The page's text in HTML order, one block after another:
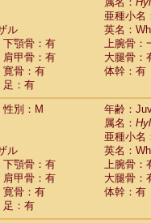
亜種小名
ル
英名：
下顎骨：有
上腕骨：
肩甲骨：有
大腿骨：
寛骨：有
体幹：有
足：有
性別：M
年齢：
属名：
亜種小名
ル
英名：
下顎骨：有
上腕骨：
肩甲骨：有
大腿骨：
寛骨：有
体幹：有
足：有